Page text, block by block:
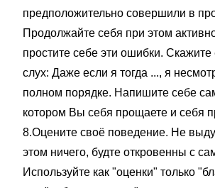
предположительно совершили в
Продолжайте себя при этом
простите себе эти ошибки. Скажите
слух: Даже если я тогда ..., я
полном порядке. Напишите себе
котором Вы себя прощаете и себя
8.Оцените своё поведение. Не
этом ничего, будте откровенны с
Используйте как "оценки" только